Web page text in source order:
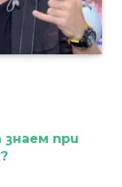
знаем при